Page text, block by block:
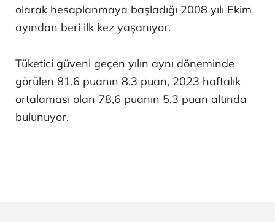
olarak hesaplanmaya başladığı 2008 yılı Ekim
ayından beri ilk kez yaşanıyor.
Tüketici güveni geçen yılın aynı döneminde
görülen 81,6 puanın 8,3 puan, 2023 haftalık
ortalaması olan 78,6 puanın 5,3 puan altında
bulunuyor.